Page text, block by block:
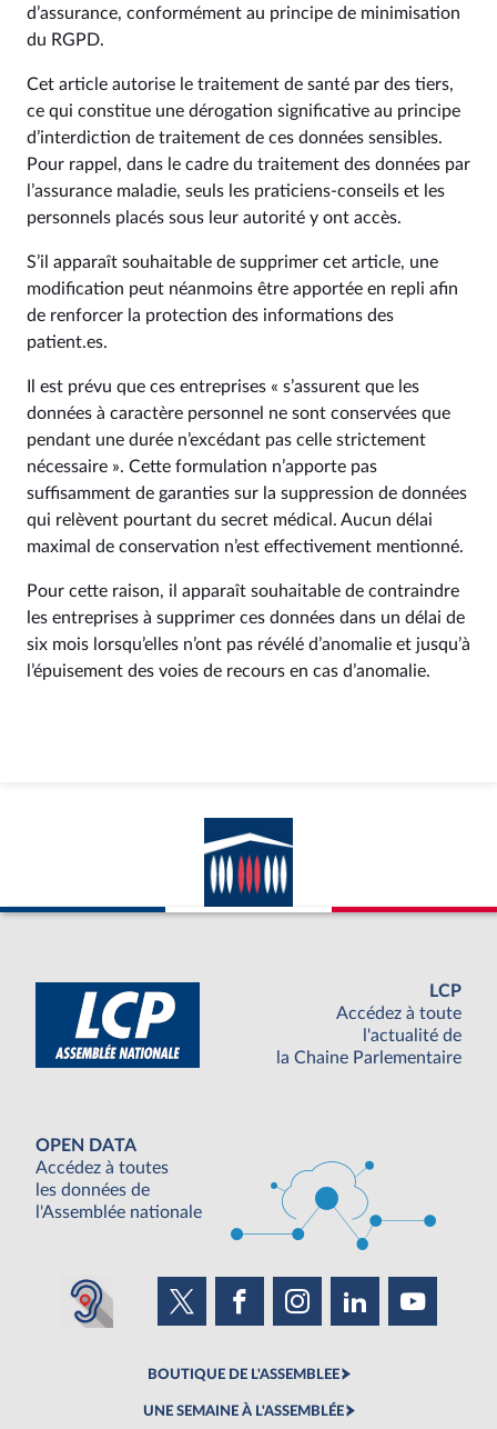
d’assurance, conformément au principe de minimisation
du RGPD.
Cet article autorise le traitement de santé par des tiers,
ce qui constitue une dérogation significative au principe
d’interdiction de traitement de ces données sensibles.
Pour rappel, dans le cadre du traitement des données par
l’assurance maladie, seuls les praticiens-conseils et les
personnels placés sous leur autorité y ont accès.
S’il apparaît souhaitable de supprimer cet article, une
modification peut néanmoins être apportée en repli afin
de renforcer la protection des informations des
patient.es.
Il est prévu que ces entreprises « s’assurent que les
données à caractère personnel ne sont conservées que
pendant une durée n’excédant pas celle strictement
nécessaire ». Cette formulation n’apporte pas
suffisamment de garanties sur la suppression de données
qui relèvent pourtant du secret médical. Aucun délai
maximal de conservation n’est effectivement mentionné.
Pour cette raison, il apparaît souhaitable de contraindre
les entreprises à supprimer ces données dans un délai de
six mois lorsqu’elles n’ont pas révélé d’anomalie et jusqu’à
l’épuisement des voies de recours en cas d’anomalie.
LCP
Accédez à toute
l'actualité de
la Chaine Parlementaire
OPEN DATA
Accédez à toutes
les données de
l'Assemblée nationale
BOUTIQUE DE L'ASSEMBLEE
UNE SEMAINE À L'ASSEMBLÉE